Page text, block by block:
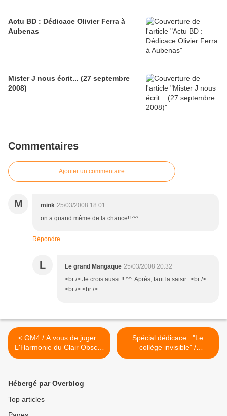
Actu BD : Dédicace Olivier Ferra à
Aubenas
Mister J nous écrit... (27 septembre
2008)
Commentaires
Ajouter un commentaire
M mink 25/03/2008 18:01
on a quand même de la chance!! ^^
Répondre
L Le grand Mangaque 25/03/2008 20:32
<br /> Je crois aussi !! ^^. Après, faut la saisir...<br />
<br /> <br />
< GM4 / A vous de juger :
L'Harmonie du Clair Obscur
par Little Symphonie
Spécial dédicace : "Le
collège invisible" /
Donsimoni (2) >
Hébergé par Overblog
Top articles